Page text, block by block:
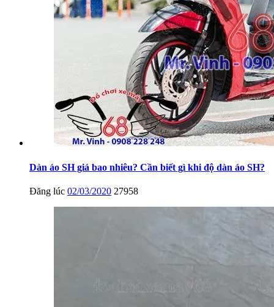
Dàn áo SH giá bao nhiêu? Cần biết gì khi độ dàn áo SH?
Đăng lúc 02/03/2020 27958